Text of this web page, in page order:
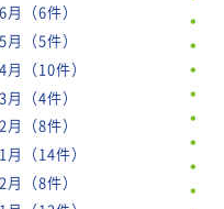
（6件）
（5件）
（10件）
（4件）
（8件）
（14件）
（8件）